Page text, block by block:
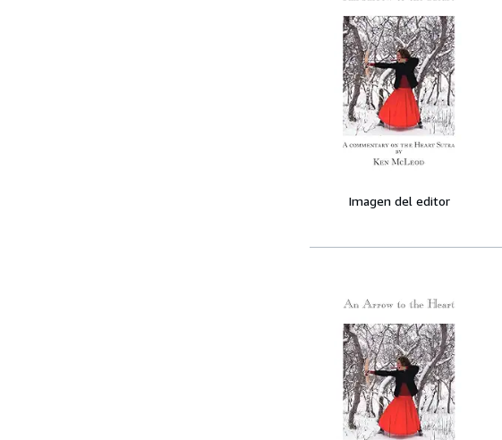
Imagen del editor